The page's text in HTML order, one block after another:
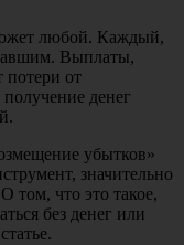
любой. Каждый,
Выплаты,
от
денег
убытков»
значительно
что это такое,
без денег или